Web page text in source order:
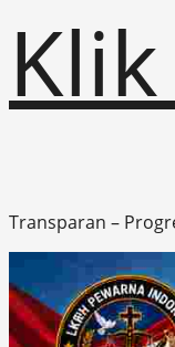
Transparan –